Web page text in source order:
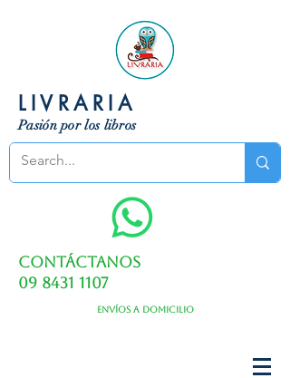
LIVRARIA
Pasión por los libros
Contáctanos
09 8431 1107
Envíos a domicilio